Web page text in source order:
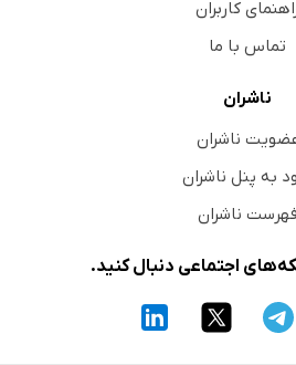
کاربران
تماس با ما
ناشران
ناشران
به پنل ناشران
فهرست ناشران
اجتماعی دنبال کنید.